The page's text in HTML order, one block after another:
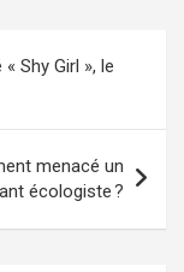
Shy Girl », le
menacé un
écologiste ?